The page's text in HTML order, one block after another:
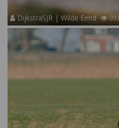
DijkstraSJR | Wilde Eend 991